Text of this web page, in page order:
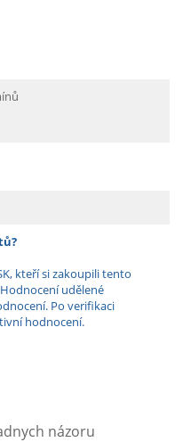
kteří si zakoupili tento
udělené
Po verifikaci
hodnocení.
názoru